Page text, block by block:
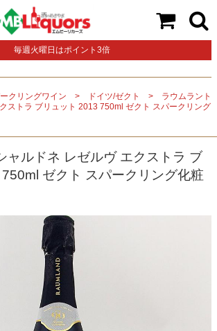
毎週火曜日はポイント3倍
クリングワイン ドイツ/ゼクト
ラウムラント
ストラ ブリュット 2013 750ml ゼクト スパークリング
ャルドネ レゼルヴ エクストラ ブ
ゼクト スパークリング化粧